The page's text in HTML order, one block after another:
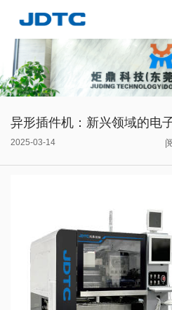
异形插件机：新兴领域的电
2025-03-14